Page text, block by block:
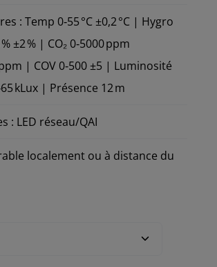
: Temp 0‑55 °C ±0,2 °C | Hygro
% ±2 % | CO₂ 0‑5000 ppm
| COV 0‑500 ±5 | Luminosité
kLux | Présence 12 m
: LED réseau/QAI
localement ou à distance du